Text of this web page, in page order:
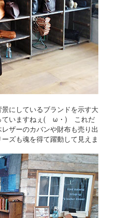
にしているブランドを示す大
ていますねぇ(ゝω・) これだ
ザーのカバンや財布も売り出
ズも魂を得て躍動して見えま